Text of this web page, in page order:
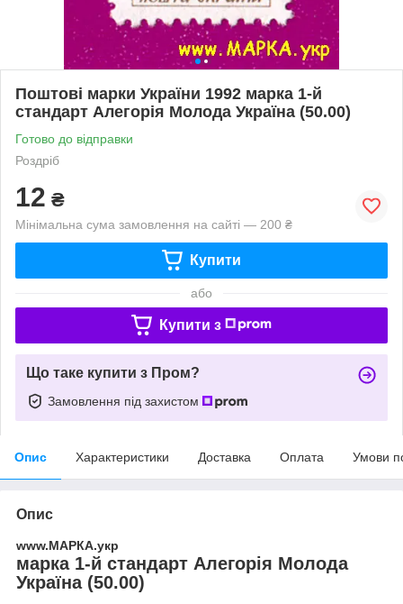
Поштові марки України 1992 марка 1-й
стандарт Алегорія Молода Україна (50.00)
Готово до відправки
Роздріб
12 ₴
Мінімальна сума замовлення на сайті — 200 ₴
Купити
або
Купити з
Що таке купити з Пром?
Замовлення під захистом
Опис Характеристики Доставка Оплата Умови
Опис
www.МАРКА.укр
марка 1-й стандарт Алегорія Молода
Україна (50.00)